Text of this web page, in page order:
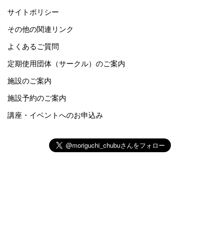
サイトポリシー
その他の関連リンク
よくあるご質問
定期使用団体（サークル）のご案内
施設のご案内
施設予約のご案内
講座・イベントへのお申込み